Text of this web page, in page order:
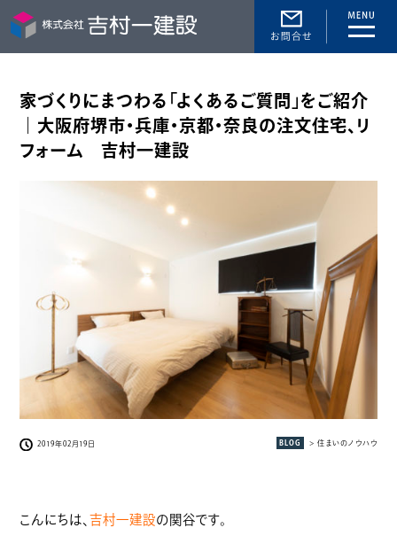
toggle
家づくりにまつわる「よくあるご質問」をご紹介
｜大阪府堺市・兵庫・京都・奈良の注文住宅、リ
フォーム 吉村一建設
2019年02月19日 BLOG > 住まいのノウハウ
こんにちは、吉村一建設の関谷です。